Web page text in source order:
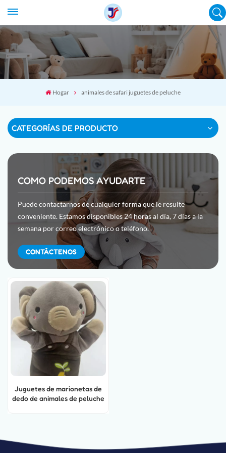
Hogar animales de safari juguetes de peluche
CATEGORÍAS DE PRODUCTO
COMO PODEMOS AYUDARTE
Puede contactarnos de cualquier forma que le resulte
conveniente. Estamos disponibles 24 horas al día, 7 días a la
semana por correo electrónico o teléfono.
CONTÁCTENOS
Juguetes de marionetas de
dedo de animales de peluche